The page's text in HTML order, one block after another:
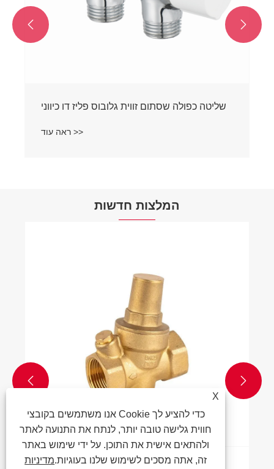
שליטה כפולה שסתום זווית גלובוס פליז דו כיווני
ראה עוד >>
 
המלצות חדשות
 
X
אנו משתמשים בקובצי Cookie כדי להציע לך
חווית גלישה טובה יותר, לנתח את התנועה לאתר
ולהתאים אישית את התוכן. על ידי שימוש באתר
זה, אתה מסכים לשימוש שלנו בעוגיות.מדיניות